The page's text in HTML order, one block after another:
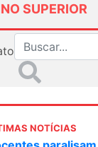
SUPERIOR
NOTÍCIAS